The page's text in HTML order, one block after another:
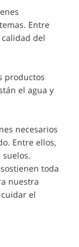
Entre
del
productos
el agua y
necesarios
Entre ellos,
toda
nuestra
el